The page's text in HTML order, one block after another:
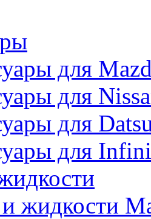
для
для
для
для
жидкости